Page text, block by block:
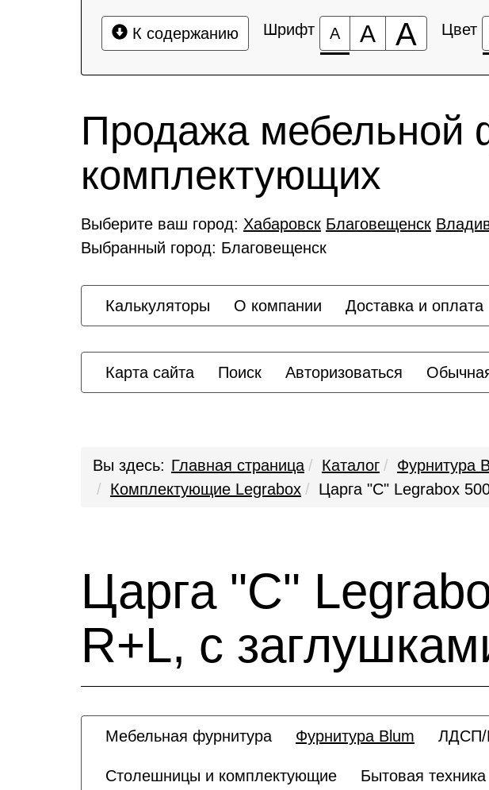
К содержанию Шрифт А А А Цвет
Продажа мебельной
комплектующиx
Выберите ваш город: Хабаровск Благовещенск
Выбранный город: Благовещенск
Калькуляторы О компании Доставка и оплата
Карта сайта Поиск Авторизоваться
Вы здесь: Главная страница Каталог Фурнитура
Комплектующие Legrabox
Царга "C" Legrabox
Царга "C"
R+L, с
Мебельная фурнитура Фурнитура Blum
Столешницы и комплектующие Бытовая техника